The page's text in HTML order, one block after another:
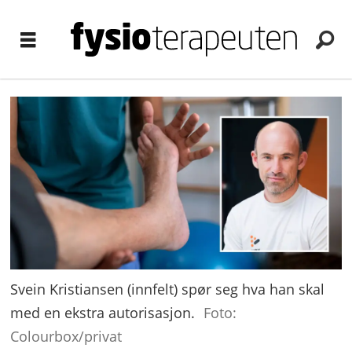
Svein Kristiansen (innfelt) spør seg hva han skal
med en ekstra autorisasjon. Foto:
Colourbox/privat